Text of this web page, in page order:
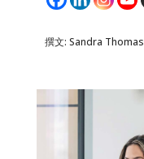
撰文: Sandra Thomas